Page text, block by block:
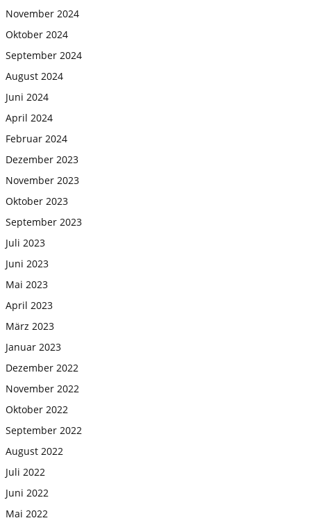
November 2024
Oktober 2024
September 2024
August 2024
Juni 2024
April 2024
Februar 2024
Dezember 2023
November 2023
Oktober 2023
September 2023
Juli 2023
Juni 2023
Mai 2023
April 2023
März 2023
Januar 2023
Dezember 2022
November 2022
Oktober 2022
September 2022
August 2022
Juli 2022
Juni 2022
Mai 2022